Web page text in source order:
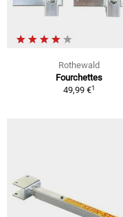
Rothewald
Fourchettes
49,99 €1